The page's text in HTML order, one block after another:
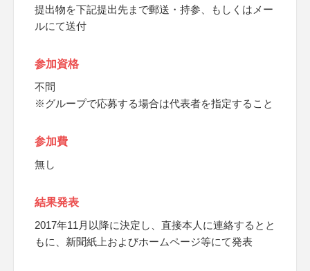
提出物を下記提出先まで郵送・持参、もしくはメー
ルにて送付
参加資格
不問
※グループで応募する場合は代表者を指定すること
参加費
無し
結果発表
2017年11月以降に決定し、直接本人に連絡するとと
もに、新聞紙上およびホームページ等にて発表